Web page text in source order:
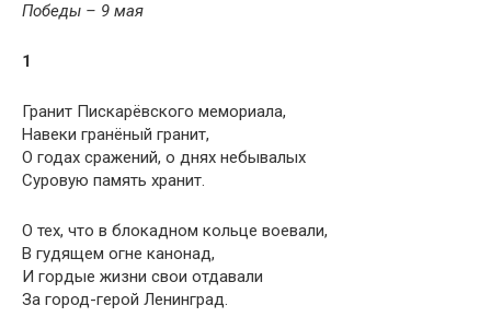
Победы – 9 мая
1
Гранит Пискарёвского мемориала,
Навеки гранёный гранит,
О годах сражений, о днях небывалых
Суровую память хранит.
О тех, что в блокадном кольце воевали,
В гудящем огне канонад,
И гордые жизни свои отдавали
За город-герой Ленинград.